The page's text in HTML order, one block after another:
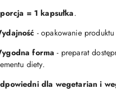
= 1 kapsułka.
- opakowanie
forma - preparat
diety.
dla wegetarian i